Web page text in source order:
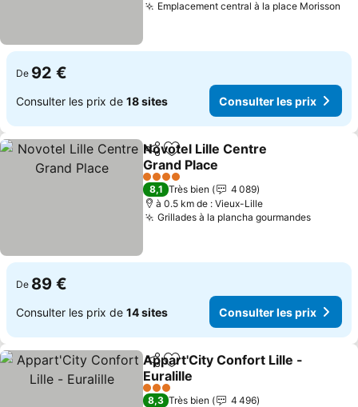
Emplacement central à la place Morisson
De 92 €
Consulter les prix de 18 sites Consulter les prix
PartagerAjouter à mes favoris
Novotel Lille Centre
Grand Place
Consulter les prix
4 Étoiles
8,1 Très bien
4 089
à 0.5 km de : Vieux-Lille
Grillades à la plancha gourmandes
De 89 €
Consulter les prix de 14 sites Consulter les prix
PartagerAjouter à mes favoris
Appart'City Confort Lille -
Euralille
Consulter les prix
3 Étoiles
8,3 Très bien
4 496